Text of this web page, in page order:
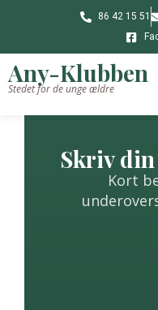
86 42 15 51
Any-Klubben
Stedet for de unge ældre
Skriv
Kort